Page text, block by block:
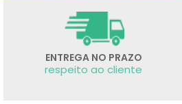
ENTREGA NO PRAZO
respeito ao cliente